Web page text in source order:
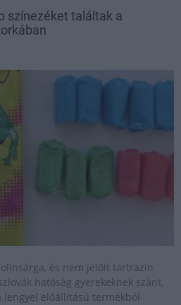
színezéket találtak a
és nem jelölt tartrazin
hatóság gyerekeknek szánt,
lengyel előállítású termékből